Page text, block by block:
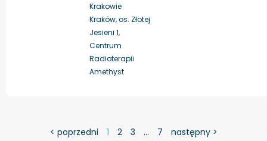
Krakowie
Kraków, os. Złotej
Jesieni 1,
Centrum
Radioterapii
Amethyst
< poprzedni 1 2 3 … 7 następny >